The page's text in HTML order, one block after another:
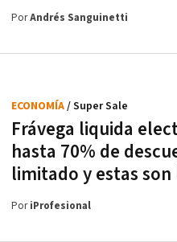
PorAndrés Sanguinetti
Frávega liquida
hasta 70% de
limitado y estas
ECONOMÍA/ Super Sale
PoriProfesional